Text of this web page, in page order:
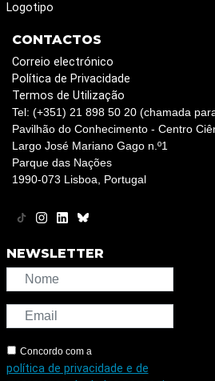
Logotipo
CONTACTOS
Correio electrónico
Política de Privacidade
Termos de Utilização
Tel: (+351) 21 898 50 20 (chamada
Pavilhão do Conhecimento - Centro
Largo José Mariano Gago n.º1
Parque das Nações
1990-073 Lisboa, Portugal
NEWSLETTER
Concordo com a
política de privacidade e de